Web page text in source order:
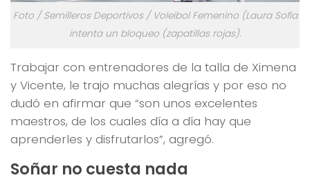
Foto / Semilleros Deportivos / Voleibol Femenino (Laura Sofía
intenta un bloqueo (zapatillas rojas).
Trabajar con entrenadores de la talla de Ximena
y Vicente, le trajo muchas alegrías y por eso no
dudó en afirmar que “son unos excelentes
maestros, de los cuales día a día hay que
aprenderles y disfrutarlos”, agregó.
Soñar no cuesta nada